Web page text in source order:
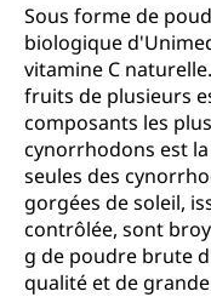
Sous forme de
biologique
vitamine C
fruits de plusieurs
composants les
cynorrhodons est
seules des
gorgées de soleil,
contrôlée, sont
g de poudre brute
qualité et de